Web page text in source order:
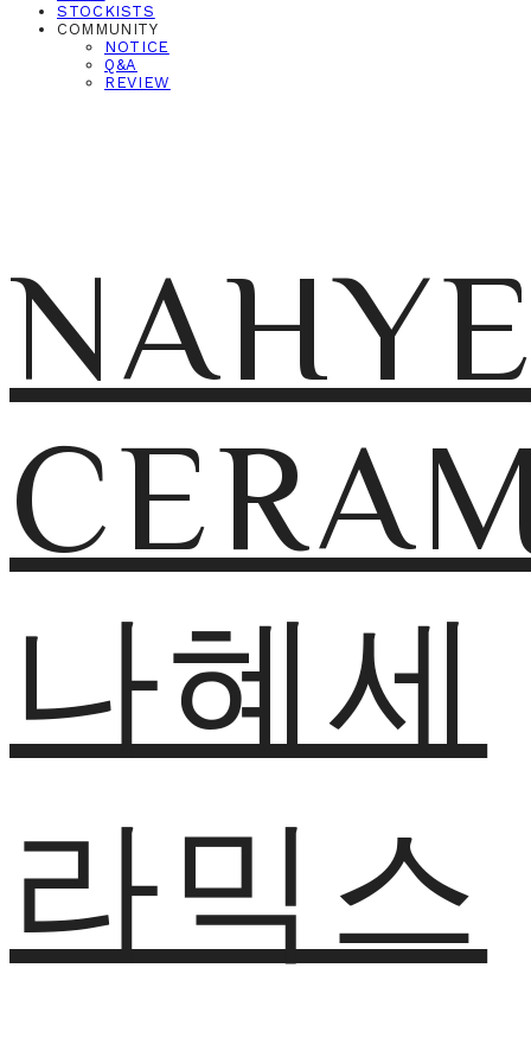
STOCKISTS
COMMUNITY
NOTICE
Q&A
REVIEW
나혜세
라믹스